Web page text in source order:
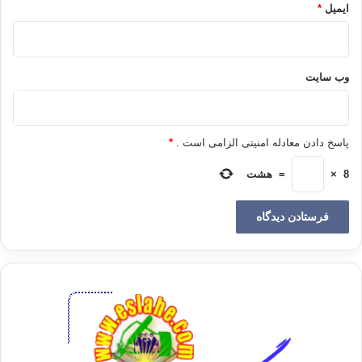
ایمیل *
وب‌ سایت
پاسخ دادن معادله امنیتی الزامی است . *
8
×
= هشت